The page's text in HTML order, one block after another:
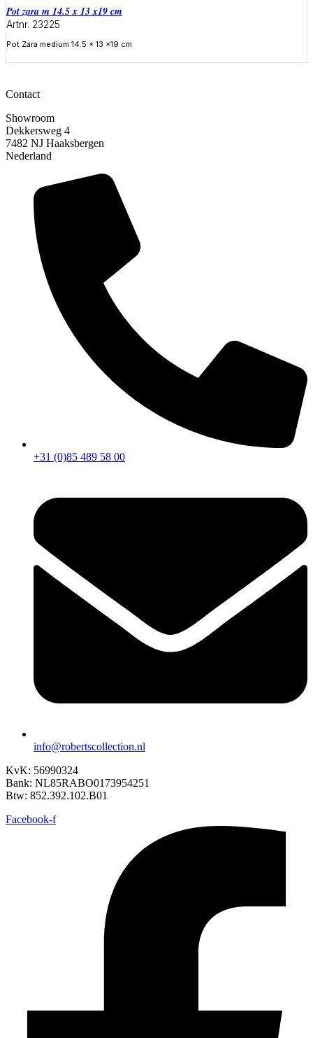
Pot zara m 14.5 x 13 x19 cm
Artnr. 23225
Pot Zara medium 14.5 x 13 x19 cm
Contact
Showroom
Dekkersweg 4
7482 NJ Haaksbergen
Nederland
+31 (0)85 489 58 00
info@robertscollection.nl
KvK: 56990324
Bank: NL85RABO0173954251
Btw: 852.392.102.B01
Facebook-f